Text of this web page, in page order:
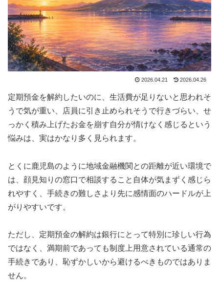
2026.04.21 2026.04.26
定期預金を解約したいのに、生活費が足りないと思われそ
うで気が重い、店員に引き止められそうで行きづらい、せ
っかく積み上げたお金を崩す自分が情けなく感じるという
悩みは、実はかなり多く見られます。
とくに鹿児島のように地域金融機関との距離が近い環境で
は、顔見知りの窓口で相談すること自体が気まずく感じら
れやすく、手続きの難しさより先に感情面のハードルが上
がりやすいです。
ただし、定期預金の解約は銀行にとって特別に珍しい行為
ではなく、満期前であっても制度上用意されている通常の
手続きであり、恥ずかしいから避けるべきものではありま
せん。